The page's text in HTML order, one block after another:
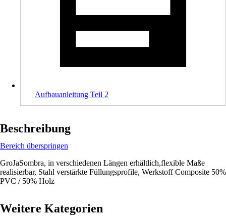
Aufbauanleitung Teil 2
Beschreibung
Bereich überspringen
GroJaSombra, in verschiedenen Längen erhältlich,flexible Maße
realisierbar, Stahl verstärkte Füllungsprofile, Werkstoff Composite 50%
PVC / 50% Holz
Weitere Kategorien